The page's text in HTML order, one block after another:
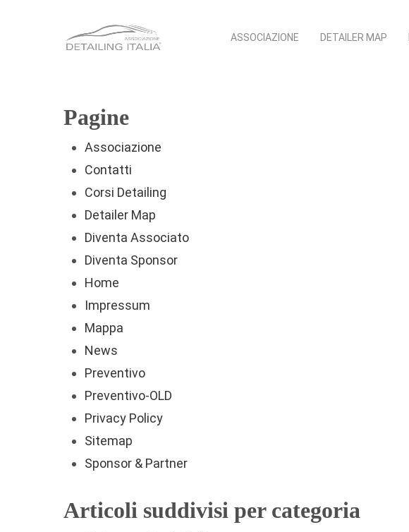
ASSOCIAZIONE DETAILER MAP
Pagine
Associazione
Contatti
Corsi Detailing
Detailer Map
Diventa Associato
Diventa Sponsor
Home
Impressum
Mappa
News
Preventivo
Preventivo-OLD
Privacy Policy
Sitemap
Sponsor & Partner
Articoli suddivisi per categoria